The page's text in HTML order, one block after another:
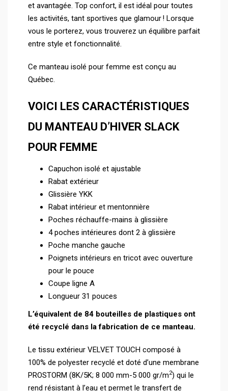
et avantagée. Top confort, il est idéal pour toutes
les activités, tant sportives que glamour ! Lorsque
vous le porterez, vous trouverez un équilibre parfait
entre style et fonctionnalité.
Ce manteau isolé pour femme est conçu au
Québec.
VOICI LES CARACTÉRISTIQUES
DU MANTEAU D’HIVER SLACK
POUR FEMME
Capuchon isolé et ajustable
Rabat extérieur
Glissière YKK
Rabat intérieur et mentonnière
Poches réchauffe-mains à glissière
4 poches intérieures dont 2 à glissière
Poche manche gauche
Poignets intérieurs en tricot avec ouverture
pour le pouce
Coupe ligne A
Longueur 31 pouces
L’équivalent de 84 bouteilles de plastiques ont
été recyclé dans la fabrication de ce manteau.
Le tissu extérieur VELVET TOUCH composé à
100% de polyester recyclé et doté d’une membrane
PROSTORM (8K/5K; 8 000 mm-5 000 gr/m2) qui le
rend résistant à l’eau et permet le transfert de